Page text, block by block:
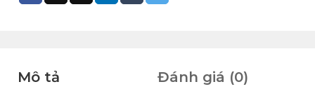
Mô tả Đánh giá (0)